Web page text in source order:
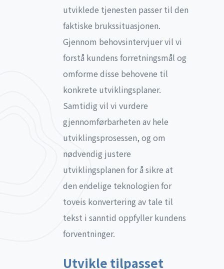
utviklede tjenesten passer til den
faktiske brukssituasjonen.
Gjennom behovsintervjuer vil vi
forstå kundens forretningsmål og
omforme disse behovene til
konkrete utviklingsplaner.
Samtidig vil vi vurdere
gjennomførbarheten av hele
utviklingsprosessen, og om
nødvendig justere
utviklingsplanen for å sikre at
den endelige teknologien for
toveis konvertering av tale til
tekst i sanntid oppfyller kundens
forventninger.
Utvikle tilpasset